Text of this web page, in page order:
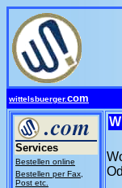
wittelsbuerger.com
Services
Bestellen online
Bestellen per Fax,
Post etc.